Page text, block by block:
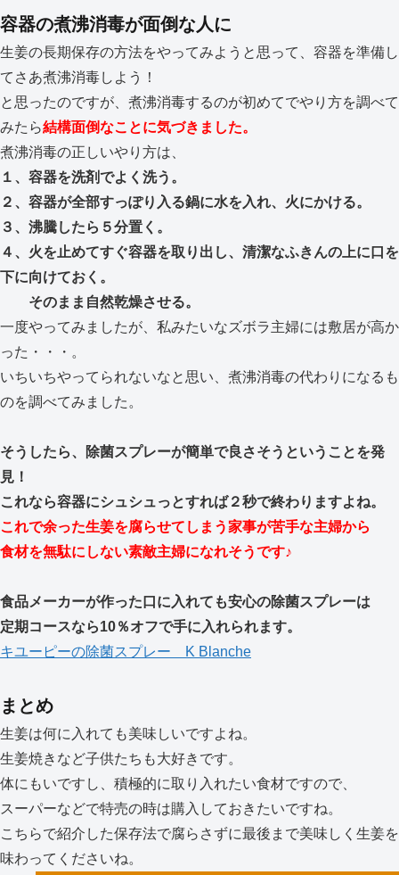
容器の煮沸消毒が面倒な人に
生姜の長期保存の方法をやってみようと思って、容器を準備し
てさあ煮沸消毒しよう！
と思ったのですが、煮沸消毒するのが初めてでやり方を調べて
みたら結構面倒なことに気づきました。
煮沸消毒の正しいやり方は、
１、容器を洗剤でよく洗う。
２、容器が全部すっぽり入る鍋に水を入れ、火にかける。
３、沸騰したら５分置く。
４、火を止めてすぐ容器を取り出し、清潔なふきんの上に口を
下に向けておく。
そのまま自然乾燥させる。
一度やってみましたが、私みたいなズボラ主婦には敷居が高か
った・・・。
いちいちやってられないなと思い、煮沸消毒の代わりになるも
のを調べてみました。
そうしたら、除菌スプレーが簡単で良さそうということを発
見！
これなら容器にシュシュっとすれば２秒で終わりますよね。
これで余った生姜を腐らせてしまう家事が苦手な主婦から
食材を無駄にしない素敵主婦になれそうです♪
食品メーカーが作った口に入れても安心の除菌スプレーは
定期コースなら10％オフで手に入れられます。
キユーピーの除菌スプレー K Blanche
まとめ
生姜は何に入れても美味しいですよね。
生姜焼きなど子供たちも大好きです。
体にもいですし、積極的に取り入れたい食材ですので、
スーパーなどで特売の時は購入しておきたいですね。
こちらで紹介した保存法で腐らさずに最後まで美味しく生姜を
味わってくださいね。